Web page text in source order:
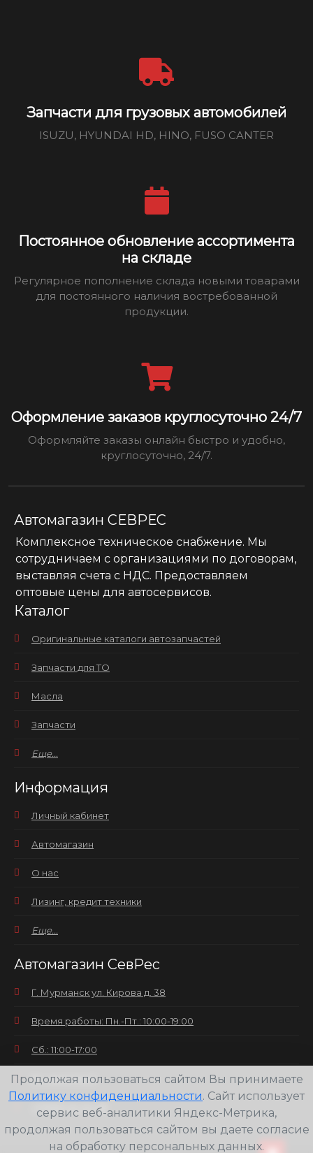
Запчасти для грузовых автомобилей
ISUZU, HYUNDAI HD, HINO, FUSO CANTER
Постоянное обновление ассортимента
на складе
Регулярное пополнение склада новыми товарами
для постоянного наличия востребованной
продукции.
Оформление заказов круглосуточно 24/7
Оформляйте заказы онлайн быстро и удобно,
круглосуточно, 24/7.
Автомагазин СЕВРЕС
Комплексное техническое снабжение. Мы
сотрудничаем с организациями по договорам,
выставляя счета с НДС. Предоставляем
оптовые цены для автосервисов.
Каталог
Оригинальные каталоги автозапчастей
Запчасти для ТО
Масла
Запчасти
Еще...
Информация
Личный кабинет
Автомагазин
О нас
Лизинг, кредит техники
Еще...
Автомагазин СевРес
Г. Мурманск ул. Кирова д. 38
Время работы: Пн.-Пт.: 10:00-19:00
Сб.: 11:00-17:00
Вс.: выходной
+7(8152) 25-30-58
Продолжая пользоваться сайтом Вы принимаете
Политику конфиденциальности. Сайт использует
сервис веб-аналитики Яндекс-Метрика,
продолжая пользоваться сайтом вы даете согласие
на обработку персональных данных.